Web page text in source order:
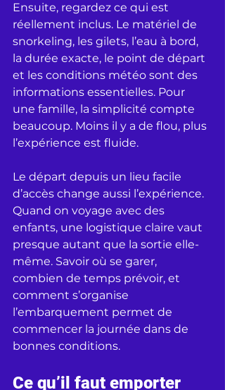
Ensuite, regardez ce qui est
réellement inclus. Le matériel de
snorkeling, les gilets, l’eau à bord,
la durée exacte, le point de départ
et les conditions météo sont des
informations essentielles. Pour
une famille, la simplicité compte
beaucoup. Moins il y a de flou, plus
l’expérience est fluide.
Le départ depuis un lieu facile
d’accès change aussi l’expérience.
Quand on voyage avec des
enfants, une logistique claire vaut
presque autant que la sortie elle-
même. Savoir où se garer,
combien de temps prévoir, et
comment s’organise
l’embarquement permet de
commencer la journée dans de
bonnes conditions.
Ce qu’il faut emporter